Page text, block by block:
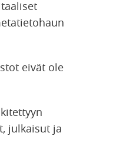
eivät ole
julkaisut ja